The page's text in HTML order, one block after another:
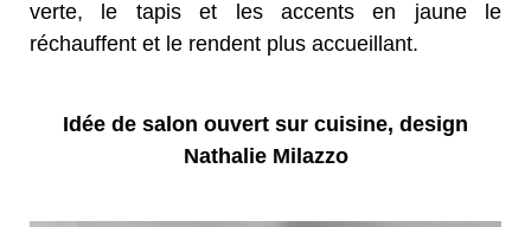
verte, le tapis et les accents en jaune le
réchauffent et le rendent plus accueillant.
Idée de salon ouvert sur cuisine, design
Nathalie Milazzo